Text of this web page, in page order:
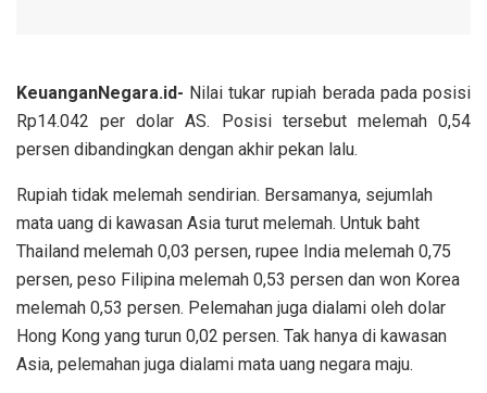
KeuanganNegara.id- Nilai tukar rupiah berada pada posisi
Rp14.042 per dolar AS. Posisi tersebut melemah 0,54
persen dibandingkan dengan akhir pekan lalu.
Rupiah tidak melemah sendirian. Bersamanya, sejumlah
mata uang di kawasan Asia turut melemah. Untuk baht
Thailand melemah 0,03 persen, rupee India melemah 0,75
persen, peso Filipina melemah 0,53 persen dan won Korea
melemah 0,53 persen. Pelemahan juga dialami oleh dolar
Hong Kong yang turun 0,02 persen. Tak hanya di kawasan
Asia, pelemahan juga dialami mata uang negara maju.